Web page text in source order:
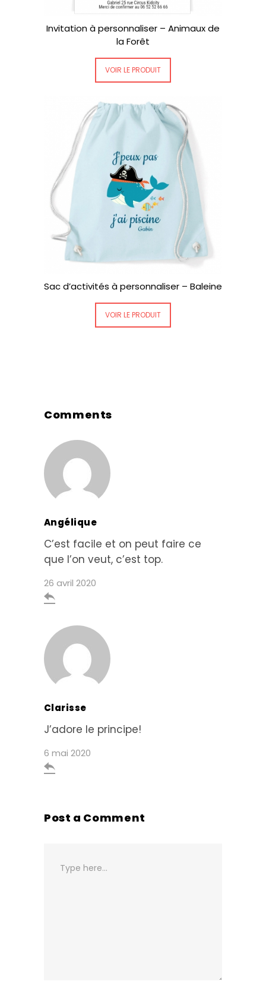
Invitation à personnaliser – Animaux de
la Forêt
VOIR LE PRODUIT
Sac d’activités à personnaliser – Baleine
VOIR LE PRODUIT
Comments
Angélique
C’est facile et on peut faire ce
que l’on veut, c’est top.
26 avril 2020

Clarisse
J’adore le principe!
6 mai 2020

Post a Comment